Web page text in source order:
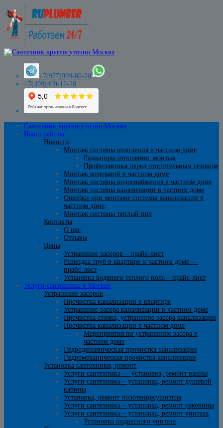
+7(977)999-80-20
+7(499)409-12-28
Сантехник круглосуточно Москва
Наши работы
Новости
Монтаж системы отопления в частном доме
Радиаторы отопления. монтаж
Профилактика перед отопительным сезоном
Монтаж котельной в частном доме
Монтаж системы водоснабжения в частном доме
Монтаж системы канализации в частном доме
Ошибки при монтаже системы канализации в
частном доме
Монтаж системы теплый пол
Контакты
О нас
Отзывы
Цены
Устранение засоров – прайс-лист
Разводка труб в квартире и частном доме —
прайс-лист
Установка водяного теплого пола – прайс-лист
Услуги сантехника в Москве
Устранение засоров
Прочистка канализации в квартире
Устранение засора канализации в частном доме
Прочистка стояка, устранение засора канализации
Прочистка канализации в частном доме
Мероприятия по устранению засора в
частном доме
Гидродинамическая прочистка канализации
Гидромеханическая прочистка канализации
Установка сантехники, ремонт
Услуги сантехника — установка, ремонт ванны
Услуги сантехника – установка, ремонт душевой
кабины
Установка, ремонт полотенцесушителя
Услуги сантехника – установка, ремонт раковины
Услуги сантехника – установка, ремонт унитаза
Установка подвесного унитаза